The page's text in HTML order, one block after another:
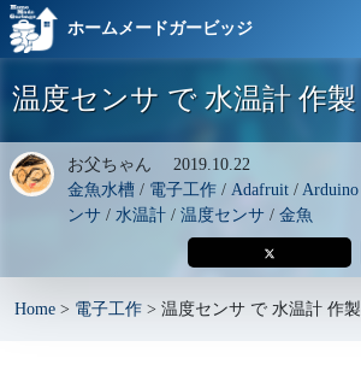
ホームメードガービッジ
温度センサ で 水温計 作製
お父ちゃん 2019.10.22
金魚水槽 / 電子工作 / Adafruit / Arduino
ンサ / 水温計 / 温度センサ / 金魚
Home > 電子工作 > 温度センサ で 水温計 作製